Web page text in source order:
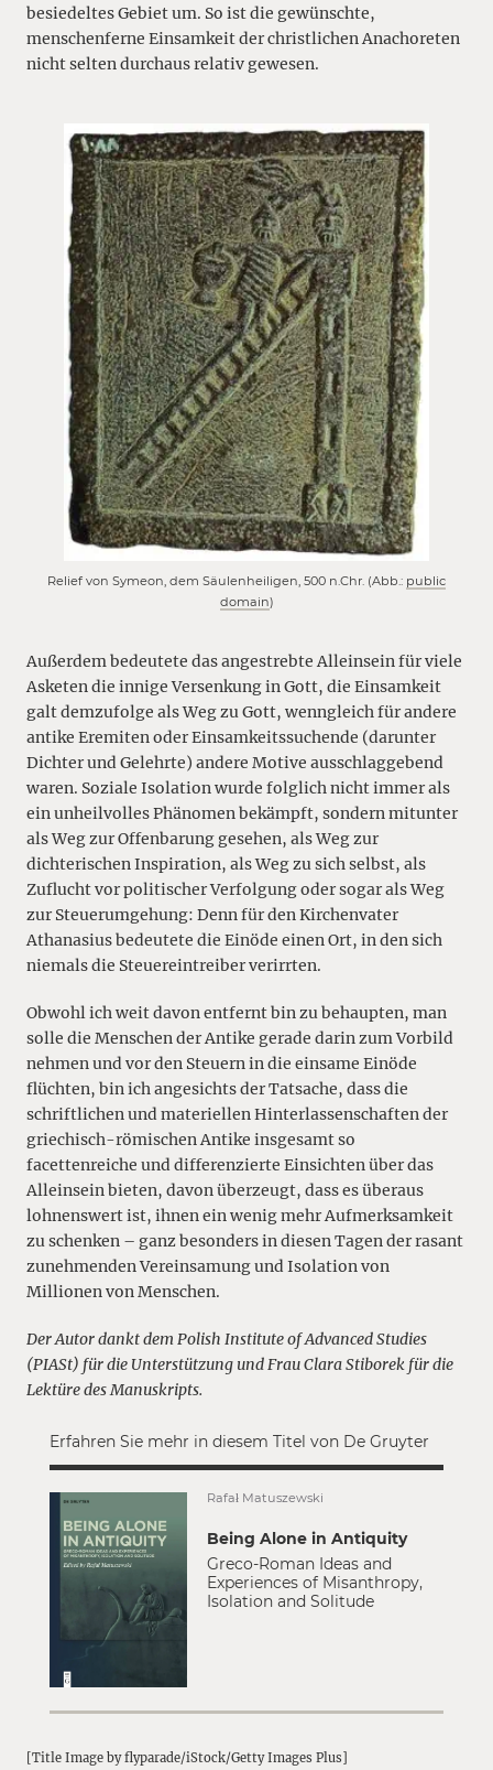
besiedeltes Gebiet um. So ist die gewünschte,
menschenferne Einsamkeit der christlichen Anachoreten
nicht selten durchaus relativ gewesen.
Relief von Symeon, dem Säulenheiligen, 500 n.Chr. (Abb.: public
domain)
Außerdem bedeutete das angestrebte Alleinsein für viele
Asketen die innige Versenkung in Gott, die Einsamkeit
galt demzufolge als Weg zu Gott, wenngleich für andere
antike Eremiten oder Einsamkeitssuchende (darunter
Dichter und Gelehrte) andere Motive ausschlaggebend
waren. Soziale Isolation wurde folglich nicht immer als
ein unheilvolles Phänomen bekämpft, sondern mitunter
als Weg zur Offenbarung gesehen, als Weg zur
dichterischen Inspiration, als Weg zu sich selbst, als
Zuflucht vor politischer Verfolgung oder sogar als Weg
zur Steuerumgehung: Denn für den Kirchenvater
Athanasius bedeutete die Einöde einen Ort, in den sich
niemals die Steuereintreiber verirrten.
Obwohl ich weit davon entfernt bin zu behaupten, man
solle die Menschen der Antike gerade darin zum Vorbild
nehmen und vor den Steuern in die einsame Einöde
flüchten, bin ich angesichts der Tatsache, dass die
schriftlichen und materiellen Hinterlassenschaften der
griechisch-römischen Antike insgesamt so
facettenreiche und differenzierte Einsichten über das
Alleinsein bieten, davon überzeugt, dass es überaus
lohnenswert ist, ihnen ein wenig mehr Aufmerksamkeit
zu schenken – ganz besonders in diesen Tagen der rasant
zunehmenden Vereinsamung und Isolation von
Millionen von Menschen.
Der Autor dankt dem Polish Institute of Advanced Studies
(PIASt) für die Unterstützung und Frau Clara Stiborek für die
Lektüre des Manuskripts.
Erfahren Sie mehr in diesem Titel von De Gruyter
Rafał Matuszewski
Being Alone in Antiquity
Greco-Roman Ideas and
Experiences of Misanthropy,
Isolation and Solitude
[Title Image by flyparade/iStock/Getty Images Plus]